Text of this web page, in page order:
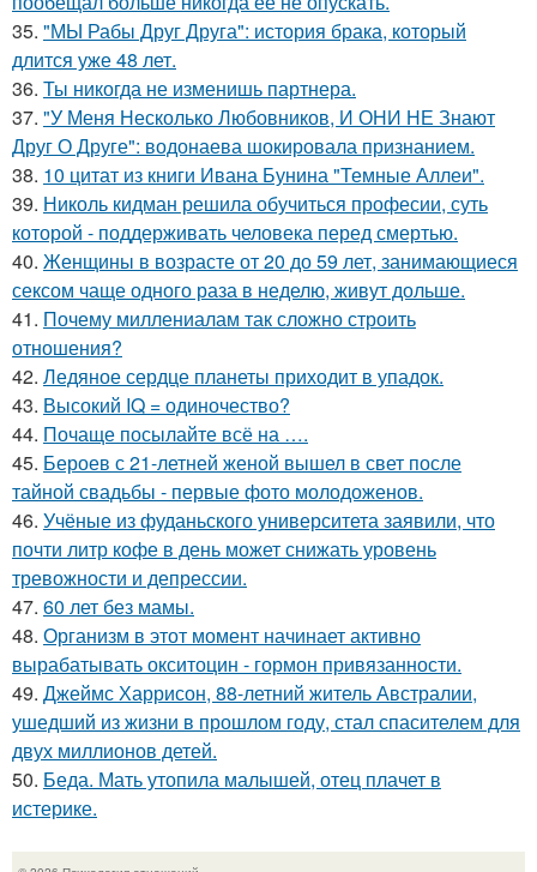
35. "МЫ Рабы Друг Друга": история брака, который
длится уже 48 лет.
36. Ты никогда не изменишь партнера.
37. "У Меня Несколько Любовников, И ОНИ НЕ Знают
Друг О Друге": водонаева шокировала признанием.
38. 10 цитат из книги Ивана Бунина "Темные Аллеи".
39. Николь кидман решила обучиться професии, суть
которой - поддерживать человека перед смертью.
40. Женщины в возрасте от 20 до 59 лет, занимающиеся
сексом чаще одного раза в неделю, живут дольше.
41. Почему миллениалам так сложно строить
отношения?
42. Ледяное сердце планеты приходит в упадок.
43. Высокий IQ = одиночество?
44. Почаще посылайте всё на ….
45. Бероев с 21-летней женой вышел в свет после
тайной свадьбы - первые фото молодоженов.
46. Учёные из фуданьского университета заявили, что
почти литр кофе в день может снижать уровень
тревожности и депрессии.
47. 60 лет без мамы.
48. Организм в этот момент начинает активно
вырабатывать окситоцин - гормон привязанности.
49. Джеймс Харрисон, 88-летний житель Австралии,
ушедший из жизни в прошлом году, стал спасителем для
двух миллионов детей.
50. Беда. Мать утопила малышей, отец плачет в
истерике.